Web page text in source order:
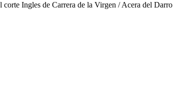
corte Ingles de Carrera de la Virgen / Acera del Darro